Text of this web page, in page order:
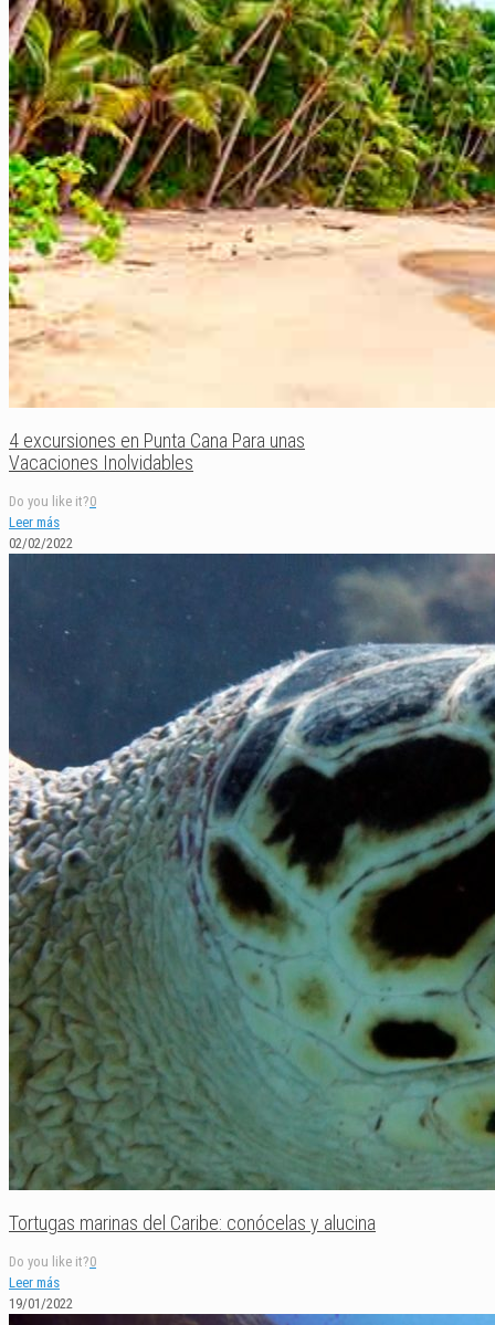
4 excursiones en Punta Cana Para unas
Vacaciones Inolvidables
Do you like it?0
Leer más
02/02/2022
Tortugas marinas del Caribe: conócelas y alucina
Do you like it?0
Leer más
19/01/2022